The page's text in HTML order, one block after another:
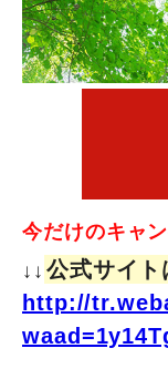
今だけのキャ
↓↓ 公式サイト
http://